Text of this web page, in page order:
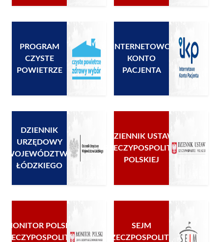
PROGRAM
CZYSTE
POWIETRZE
INTERNETOWO
KONTO
PACJENTA
DZIENNIK
URZĘDOWY
WOJEWÓDZTWA
ŁÓDZKIEGO
DZIENNIK USTAW
RZECZYPOSPOLITEJ
POLSKIEJ
MONITOR POLSKI
RZECZYPOSPOLITEJ
SEJM
RZECZPOSPOLITEJ